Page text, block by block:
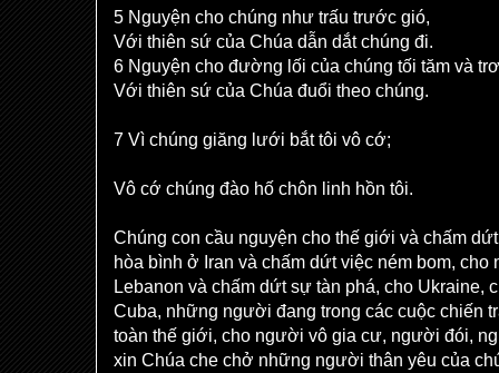
5 Nguyện cho chúng như trấu trước gió,
Với thiên sứ của Chúa dẫn dắt chúng đi.
6 Nguyện cho đường lối của chúng tối tăm và
Với thiên sứ của Chúa đuổi theo chúng.
7 Vì chúng giăng lưới bắt tôi vô cớ;
Vô cớ chúng đào hố chôn linh hồn tôi.
Chúng con cầu nguyện cho thế giới và chấm
hòa bình ở Iran và chấm dứt việc ném bom,
Lebanon và chấm dứt sự tàn phá, cho Ukraine,
Cuba, những người đang trong các cuộc chiến
toàn thế giới, cho người vô gia cư, người đói,
xin Chúa che chở những người thân yêu của